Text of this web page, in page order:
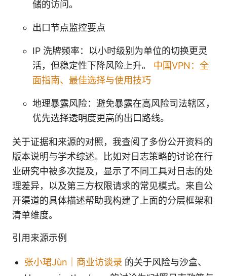
储的访问。
出口节点监控要点
IP 洗牌频率：以小时级别为单位的切换更灵
活，但稳定性下降风险上升。 中国VPN：全
面指南、最佳选择与使用技巧
地理暴露风险：避免暴露在高风险司法辖区，
优先选择透明度更高的出口路线。
关于证据和来源的对照，我查阅了多份公开资料的
版本说明与学术综述。比如对日志策略的讨论在行
业研究中被多次提及，显示了不同工具对日志的处
理差异，以及第三方权限请求的常见模式。来自公
开渠道的具体描述帮助我构建了上面的分层框架和
清单维度。
引用来源示例
张小珺Jùn｜商业访谈录 的关于风险与沙盒、